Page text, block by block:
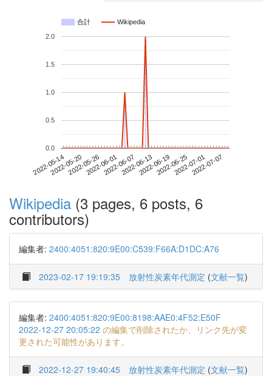
合計 Wikipedia
2022-05-142022-05-202022-05-262022-06-012022-06-072022-06-132022-06-192022-06-252022-07-012022-07-07
0.0
0.5
1.0
1.5
2.0
Wikipedia (3 pages, 6 posts, 6
contributors)
編集者: 2400:4051:820:9E00:C539:F66A:D1DC:A76
2023-02-17 19:19:35 放射性炭素年代測定 (文献一覧)
編集者: 2400:4051:820:9E00:8198:AAE0:4F52:E50F
2022-12-27 20:05:22 の編集で削除されたか、リンク先が変
更された可能性があります。
2022-12-27 19:40:45 放射性炭素年代測定 (文献一覧)